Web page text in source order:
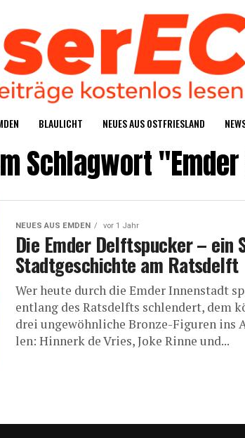
BLAU­LICHT NEU­ES AUS OSTFRIESLAND
Schlagwort
NEUES AUS EMDEN vor 1 Jahr
Die Emder Delftspu­cker – ein
Stadt­ge­schich­te am Ratsdelft
Wer heu­te durch die Emder Innen­stadt
ent­lang des Rats­delfts schlen­dert, dem
drei unge­wöhn­li­che Bron­ze-Figu­ren ins
len: Hin­nerk de Vries, Joke Rin­ne und...